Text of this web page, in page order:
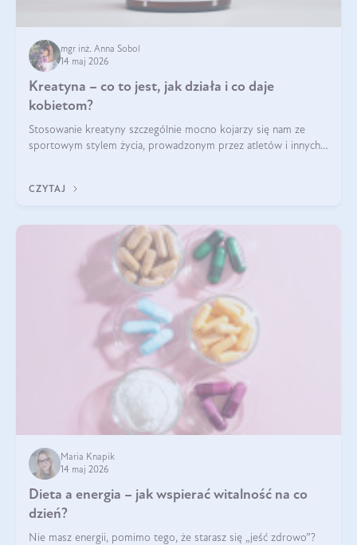
mgr inż. Anna Sobol
14 maj 2026
Kreatyna – co to jest, jak działa i co daje
kobietom?
Stosowanie kreatyny szczególnie mocno kojarzy się nam ze
sportowym stylem życia, prowadzonym przez atletów i innych
zwiększa masę
CZYTAJ
Maria Knapik
14 maj 2026
Dieta a energia – jak wspierać witalność na co
dzień?
Nie masz energii, pomimo tego, że starasz się „jeść zdrowo”?